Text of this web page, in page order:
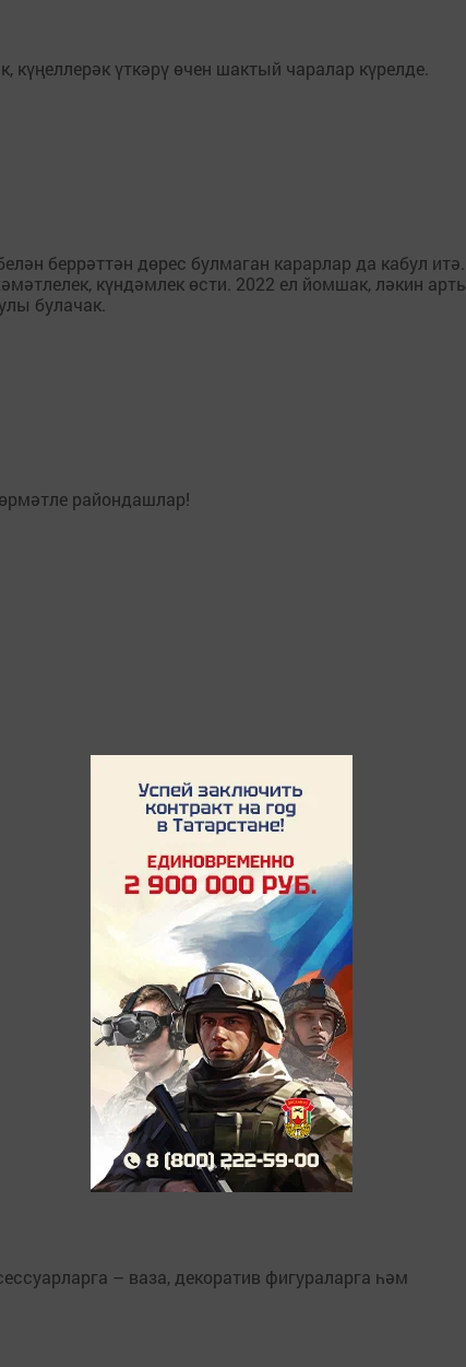
үткәрү өчен шактый чаралар күрелде.
беррәттән дөрес булмаган карарлар да кабул итә.
күндәмлек өсти. 2022 ел йомшак, ләкин
булачак.
райондашлар!
– ваза, декоратив фигураларга һәм